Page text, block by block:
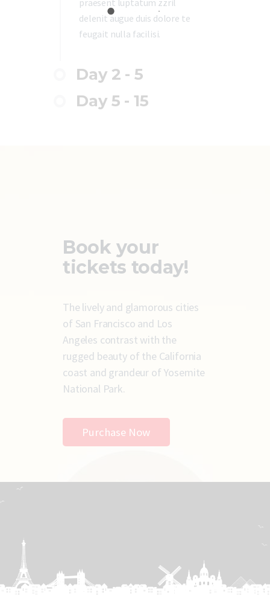
praesent luptatum zzril
delenit augue duis dolore te
feugait nulla facilisi.
Day 2 - 5
Day 5 - 15
Book your
tickets today!
The lively and glamorous cities
of San Francisco and Los
Angeles contrast with the
rugged beauty of the California
coast and grandeur of Yosemite
National Park.
Purchase Now